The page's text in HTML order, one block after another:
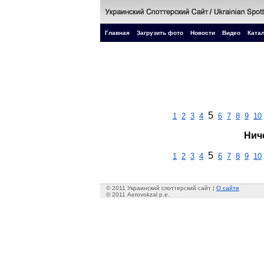
Главная Загрузить фото Новости Видео
1 2 3 4 5 6 7 8 9 10
1 2 3 4 5 6 7 8 9 10
© 2011 Украинский споттерский сайт | О сайте
© 2011 Aerovokzal p.e.